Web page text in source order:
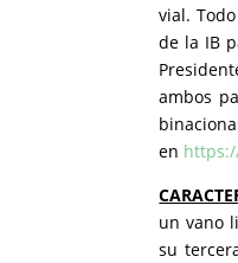
vial.
de la IB
ambos
en
un vano
su